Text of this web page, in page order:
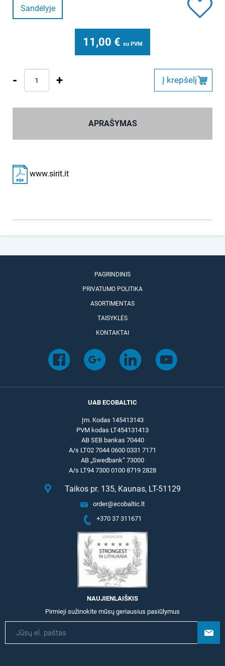
Sandėlyje
11,00 € su PVM
- + Į krepšelį
APRAŠYMAS
www.sirit.it
PAGRINDINIS
PRIVATUMO POLITIKA
ASORTIMENTAS
TAISYKLĖS
KONTAKTAI
UAB ECOBALTIC
Įm. Kodas 145413143
PVM kodas LT454131413
AB SEB bankas 70440
A/s LT02 7044 0600 0331 7171
AB „Swedbank“ 73000
A/s LT94 7300 0100 8719 2828
Taikos pr. 135, Kaunas, LT-51129
order@ecobaltic.lt
+370 37 311671
NAUJIENLAIŠKIS
Pirmieji sužinokite mūsų geriausius pasiūlymus